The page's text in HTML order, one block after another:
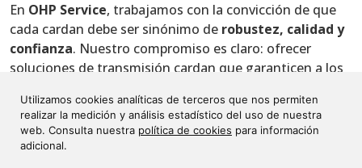
Utilizamos cookies analíticas de terceros que nos permiten
realizar la medición y análisis estadístico del uso de nuestra
web. Consulta nuestra política de cookies para información
adicional.
En OHP Service, trabajamos con la convicción de que
cada cardan debe ser sinónimo de robustez, calidad y
confianza. Nuestro compromiso es claro: ofrecer
soluciones de transmisión cardan que garanticen a los
máxima fiabilidad, incluso en los escenarios más
exigentes.